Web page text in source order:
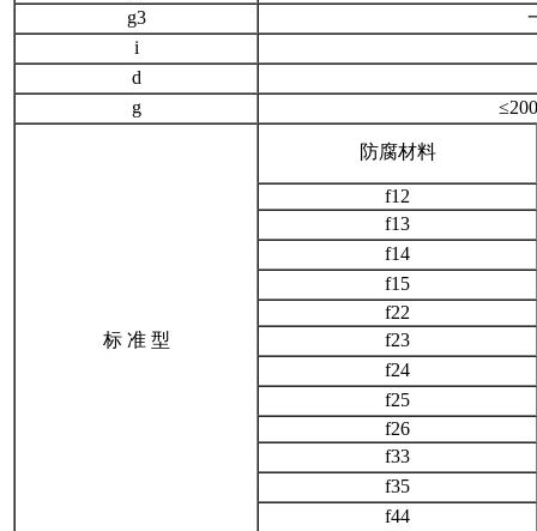
g3
i
d
g
标 准 型
防腐材料
f12
f13
f14
f15
f22
f23
f24
f25
f26
f33
f35
f44